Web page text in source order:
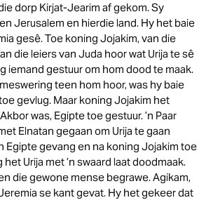
dorp Kirjat-Jearim af gekom. Sy
Jerusalem en hierdie land. Hy het baie
gesê. Toe koning Jojakim, van die
die leiers van Juda hoor wat Urija te sê
iemand gestuur om hom dood te maak.
teen hom hoor, was hy baie
gevlug. Maar koning Jojakim het
was, Egipte toe gestuur. ’n Paar
Elnatan gegaan om Urija te gaan
Egipte gevang en na koning Jojakim toe
Urija met ’n swaard laat doodmaak.
die gewone mense begrawe. Agikam,
se kant gevat. Hy het gekeer dat